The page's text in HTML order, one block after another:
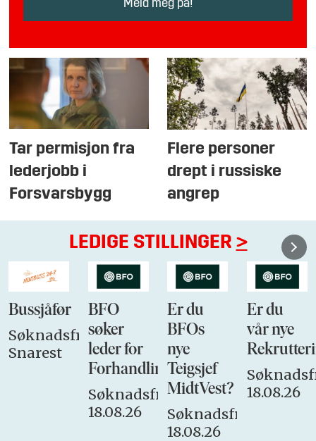
Tar permisjon fra
lederjobb i
Forsvarsbygg
Flere personer
drept i russiske
angrep
LEDIGE STILLINGER >
Bussjåfør
Søknadsfrist:
Snarest
BFO
søker
leder for
Forhandlingsutvalget
Søknadsfrist:
18.08.26
Er du
BFOs
nye
Teigsjef
MidtVest?
Søknadsfrist:
18.08.26
Er du
vår nye
18.08.26